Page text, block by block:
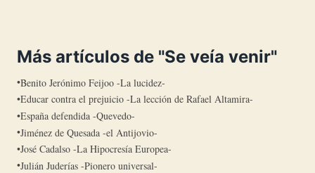
Más artículos de "Se veía venir"
Benito Jerónimo Feijoo -La lucidez-
Educar contra el prejuicio -La lección de Rafael Altamira-
España defendida -Quevedo-
Jiménez de Quesada -el Antijovio-
José Cadalso -La Hipocresía Europea-
Julián Juderías -Pionero universal-